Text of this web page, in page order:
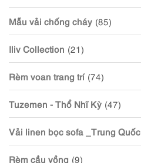
Mẫu vải chống cháy (85)
Iliv Collection (21)
Rèm voan trang trí (74)
Tuzemen - Thổ Nhĩ Kỳ (47)
Vải linen bọc sofa _Trung Quốc
Rèm cầu vồng (9)